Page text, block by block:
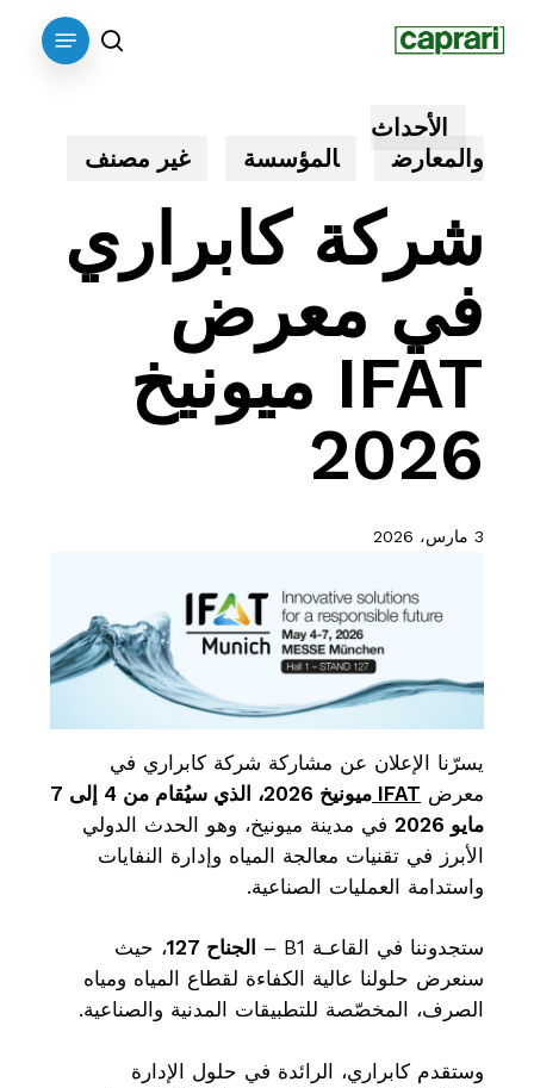
search
Menu
الأحداث
والمعارض
المؤسسة غير مصنف
شركة كابراري
في معرض
IFAT ميونيخ
2026
3 مارس، 2026
يسرّنا الإعلان عن مشاركة شركة كابراري في
معرض IFAT ميونيخ 2026 ، الذي سيُقام من 4
إلى 7
مايو 2026
في مدينة ميونيخ، وهو الحدث الدولي
الأبرز في تقنيات معالجة المياه وإدارة النفايات
واستدامة العمليات الصناعية.
ستجدوننا في القاعـة B1 – الجناح 127
، حيث
سنعرض حلولنا عالية الكفاءة لقطاع المياه ومياه
الصرف، المخصّصة للتطبيقات المدنية والصناعية.
وستقدم كابراري، الرائدة في حلول الإدارة